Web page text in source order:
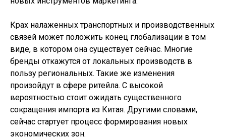
Крах налаженных транспортных и производственных
связей может положить конец глобализации в том
виде, в котором она существует сейчас. Многие
бренды откажутся от локальных производств в
пользу региональных. Такие же изменения
произойдут в сфере ритейла. С высокой
вероятностью стоит ожидать существенного
сокращения импорта из Китая. Другими словами,
сейчас стартует процесс формирования новых
экономических зон.